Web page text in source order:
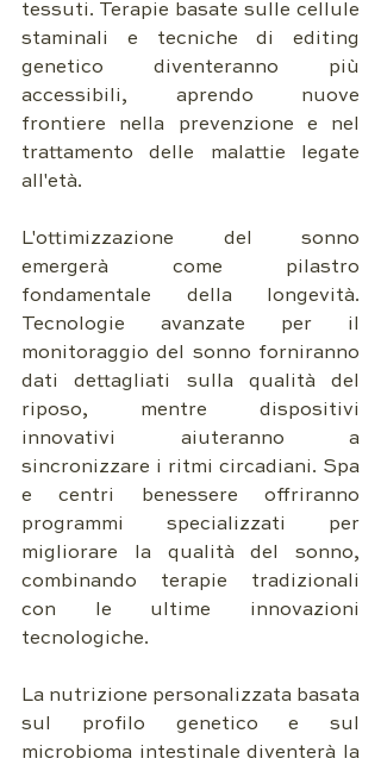
tessuti. Terapie basate sulle cellule
staminali e tecniche di editing
genetico diventeranno più
accessibili, aprendo nuove
frontiere nella prevenzione e nel
trattamento delle malattie legate
all'età.
L'ottimizzazione del sonno
emergerà come pilastro
fondamentale della longevità.
Tecnologie avanzate per il
monitoraggio del sonno forniranno
dati dettagliati sulla qualità del
riposo, mentre dispositivi
innovativi aiuteranno a
sincronizzare i ritmi circadiani. Spa
e centri benessere offriranno
programmi specializzati per
migliorare la qualità del sonno,
combinando terapie tradizionali
con le ultime innovazioni
tecnologiche.
La nutrizione personalizzata basata
sul profilo genetico e sul
microbioma intestinale diventerà la